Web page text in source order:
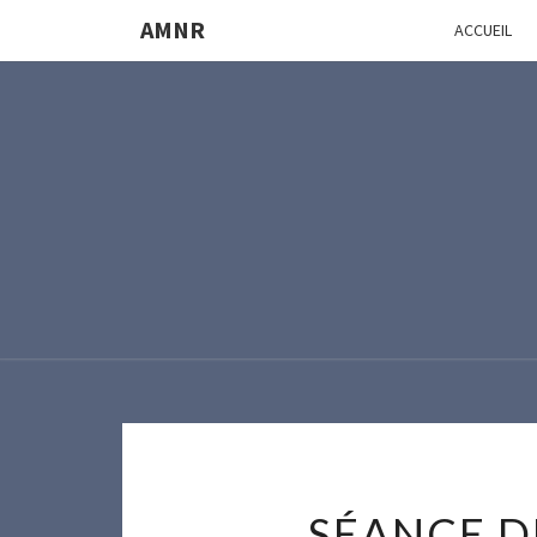
AMNR ACCUEIL